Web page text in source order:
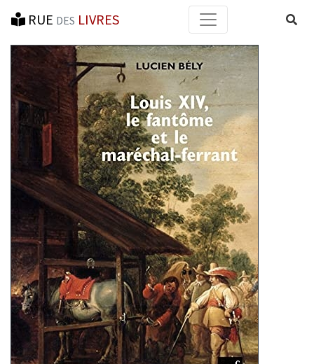
RUE DES LIVRES